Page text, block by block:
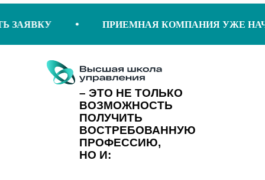
ЗАЯВКУ ПРИЕМНАЯ КОМПАНИЯ УЖЕ
– ЭТО НЕ ТОЛЬКО
ВОЗМОЖНОСТЬ
ПОЛУЧИТЬ
ВОСТРЕБОВАННУЮ
ПРОФЕССИЮ,
НО И: